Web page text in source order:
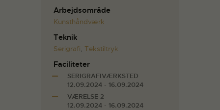
Arbejdsområde
Kunsthåndværk
Teknik
Serigrafi, Tekstiltryk
Faciliteter
SERIGRAFIVÆRKSTED
12.09.2024 - 16.09.2024
VÆRELSE 2
12.09.2024 - 16.09.2024